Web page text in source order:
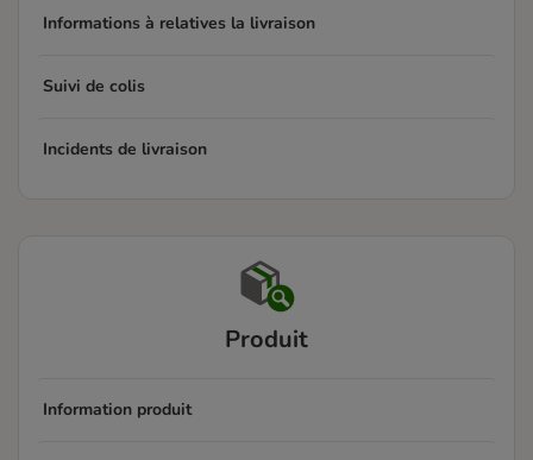
Informations à relatives la livraison
Suivi de colis
Incidents de livraison
Produit
Information produit